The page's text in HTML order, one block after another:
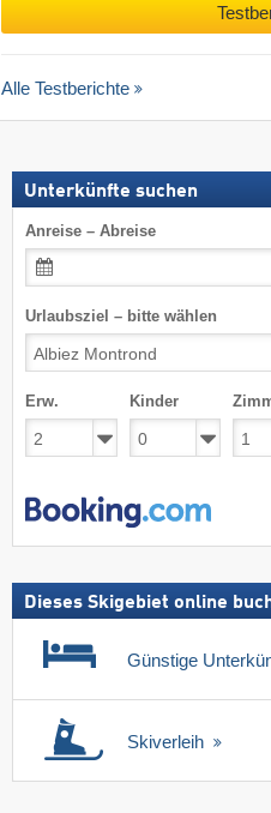
Alle Testberichte
Unterkünfte suchen
Anreise – Abreise
Urlaubsziel – bitte wählen
Erw. Kinder
Dieses Skigebiet online
Günstige
Skiverleih